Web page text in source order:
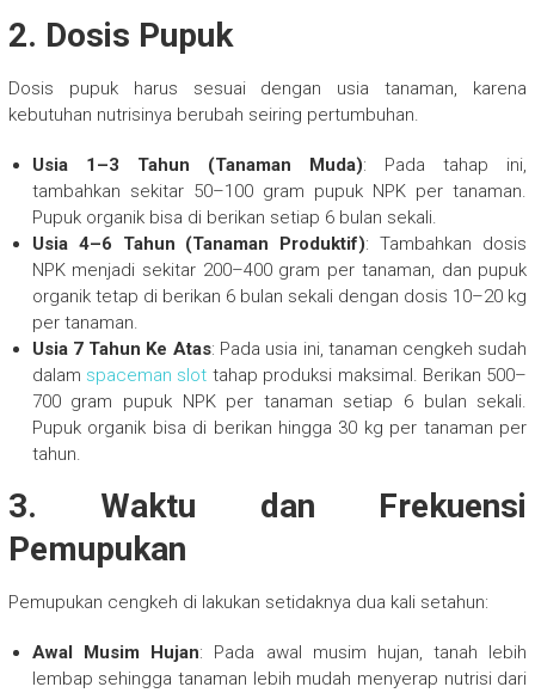
2. Dosis Pupuk
Dosis pupuk harus sesuai dengan usia tanaman, karena
kebutuhan nutrisinya berubah seiring pertumbuhan.
Usia 1–3 Tahun (Tanaman Muda): Pada tahap ini,
tambahkan sekitar 50–100 gram pupuk NPK per tanaman.
Pupuk organik bisa di berikan setiap 6 bulan sekali.
Usia 4–6 Tahun (Tanaman Produktif): Tambahkan dosis
NPK menjadi sekitar 200–400 gram per tanaman, dan pupuk
organik tetap di berikan 6 bulan sekali dengan dosis 10–20 kg
per tanaman.
Usia 7 Tahun Ke Atas: Pada usia ini, tanaman cengkeh sudah
dalam spaceman slot tahap produksi maksimal. Berikan 500–
700 gram pupuk NPK per tanaman setiap 6 bulan sekali.
Pupuk organik bisa di berikan hingga 30 kg per tanaman per
tahun.
3. Waktu dan Frekuensi
Pemupukan
Pemupukan cengkeh di lakukan setidaknya dua kali setahun:
Awal Musim Hujan: Pada awal musim hujan, tanah lebih
lembap sehingga tanaman lebih mudah menyerap nutrisi dari